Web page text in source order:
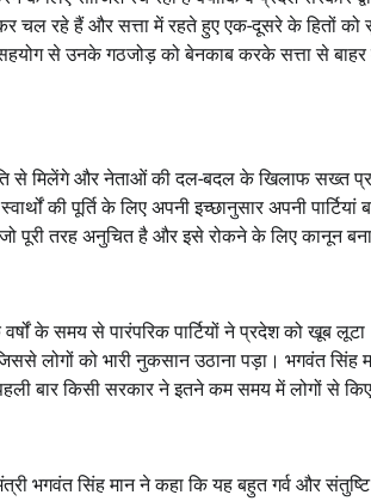
चल रहे हैं और सत्ता में रहते हुए एक-दूसरे के हितों
से उनके गठजोड़ को बेनकाब करके सत्ता से बाहर
से मिलेंगे और नेताओं की दल-बदल के खिलाफ सख्त
की पूर्ति के लिए अपनी इच्छानुसार अपनी
पूरी तरह अनुचित है और इसे रोकने के लिए कानून
के समय से पारंपरिक पार्टियों ने प्रदेश को खूब लूटा।
लोगों को भारी नुकसान उठाना पड़ा। भगवंत सिंह
बार किसी सरकार ने इतने कम समय में लोगों से
भगवंत सिंह मान ने कहा कि यह बहुत गर्व और